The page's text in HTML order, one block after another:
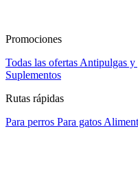
Promociones
Todas las ofertas Antipulgas y
Suplementos
Rutas rápidas
Para perros Para gatos